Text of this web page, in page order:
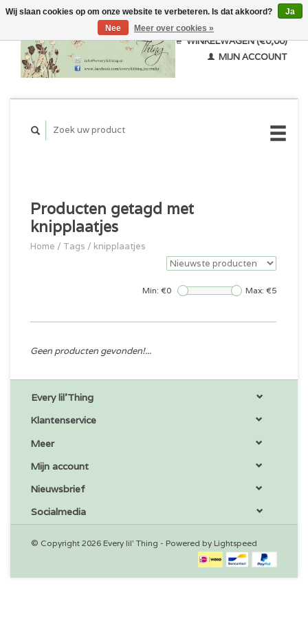
WINKELWAGEN (€0,00)
MIJN ACCOUNT
Producten getagd met
knipplaatjes
Home / Tags / knipplaatjes
Min: €0 Max: €5
Geen producten gevonden!...
Every lil'Thing
Klantenservice
Meer
Mijn account
Nieuwsbrief
Socialmedia
© Copyright 2026 Every lil' Thing - Powered by Lightspeed
Wij slaan cookies op om onze website te verbeteren. Is dat akkoord?
Ja
Nee
Meer over cookies »